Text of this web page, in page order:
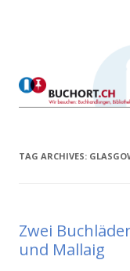
Wir besuchen:
TAG ARCHIVES:
Zwei
und Mallaig